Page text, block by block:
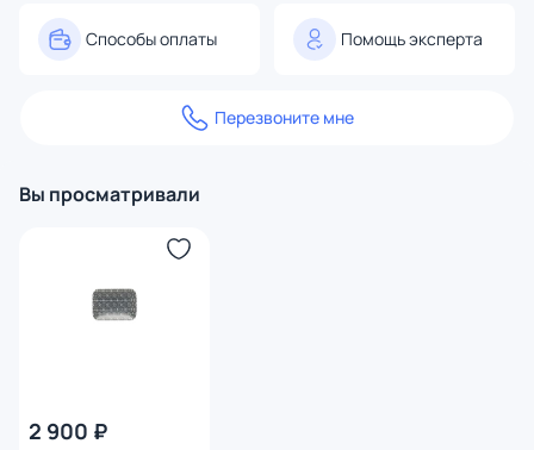
Способы оплаты Помощь эксперта
Перезвоните мне
Вы просматривали
2 900 ₽